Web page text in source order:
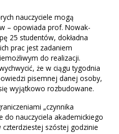
nauczyciele mogą
– opowiada prof. Nowak-
25 studentów, dokładna
prac jest zadaniem
do realizacji.
że w ciągu tygodnia
pisemnej danej osoby,
wyjątkowo rozbudowane.
„czynnika
do nauczyciela akademickiego
szóstej godzinie